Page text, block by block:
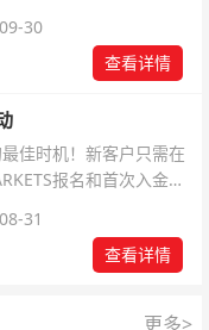
30
查看详情
佳时机！新客户只需在
报名和首次入金即
31
查看详情
更多>